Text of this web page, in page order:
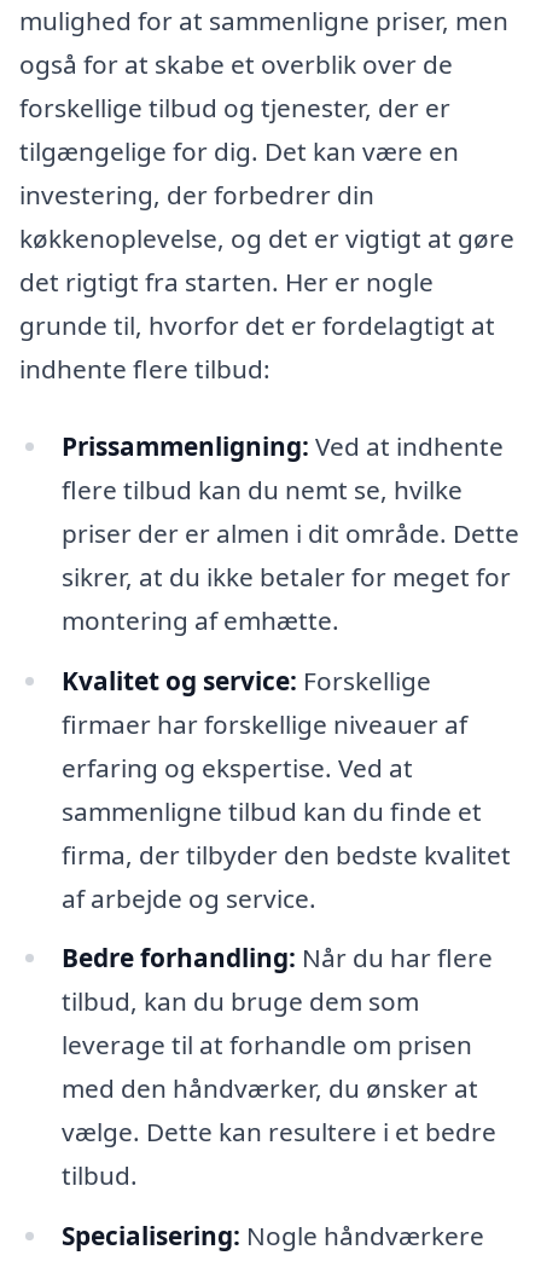
mulighed for at sammenligne priser, men
også for at skabe et overblik over de
forskellige tilbud og tjenester, der er
tilgængelige for dig. Det kan være en
investering, der forbedrer din
køkkenoplevelse, og det er vigtigt at gøre
det rigtigt fra starten. Her er nogle
grunde til, hvorfor det er fordelagtigt at
indhente flere tilbud:
Prissammenligning: Ved at indhente
flere tilbud kan du nemt se, hvilke
priser der er almen i dit område. Dette
sikrer, at du ikke betaler for meget for
montering af emhætte.
Kvalitet og service: Forskellige
firmaer har forskellige niveauer af
erfaring og ekspertise. Ved at
sammenligne tilbud kan du finde et
firma, der tilbyder den bedste kvalitet
af arbejde og service.
Bedre forhandling: Når du har flere
tilbud, kan du bruge dem som
leverage til at forhandle om prisen
med den håndværker, du ønsker at
vælge. Dette kan resultere i et bedre
tilbud.
Specialisering: Nogle håndværkere